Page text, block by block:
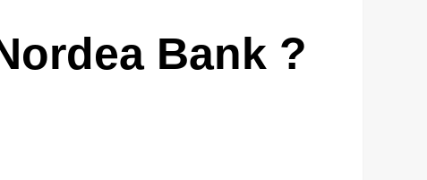
Bank ?